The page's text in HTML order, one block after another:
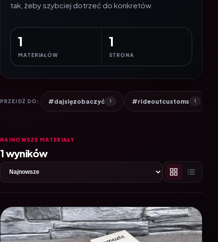
tak, żeby szybciej dotrzeć do konkretów.
1
MATERIAŁÓW
1
STRONA
PRZEJDŹ DO: #dajsięzobaczyć 1 #rideoutcustoms 1
NAJNOWSZE MATERIAŁY
1 wyników